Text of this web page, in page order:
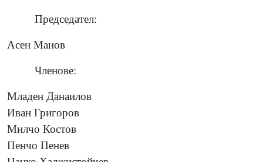
Председател:
Асен Манов
Членове:
Младен Данаилов
Иван Григоров
Милчо Костов
Пенчо Пенев